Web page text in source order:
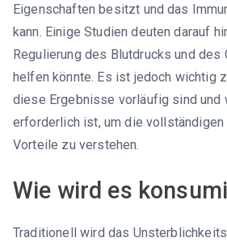
Eigenschaften besitzt und das
kann. Einige Studien deuten darauf
Regulierung des Blutdrucks und
helfen könnte. Es ist jedoch wichtig
diese Ergebnisse vorläufig sind und
erforderlich ist, um die
Vorteile zu verstehen.
Wie wird es
Traditionell wird das